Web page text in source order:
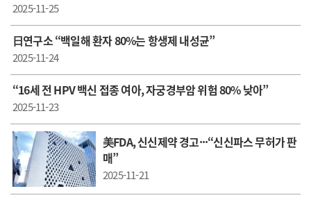
2025-11-25
日연구소 “백일해 환자 80%는 항생제 내성균”
2025-11-24
“16세 전 HPV 백신 접종 여아, 자궁경부암 위험 80% 낮아”
2025-11-23
美FDA, 신신제약 경고···“신신파스 무허가 판
매”
2025-11-21